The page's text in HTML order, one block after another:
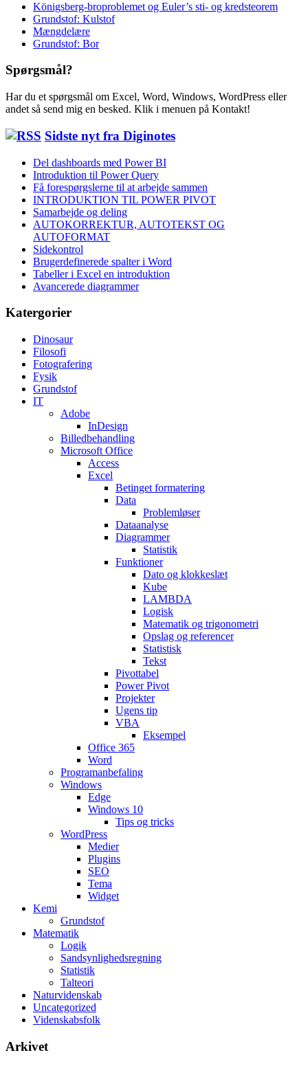
Königsberg-broproblemet og Euler’s sti- og kredsteorem
Grundstof: Kulstof
Mængdelære
Grundstof: Bor
Spørgsmål?
Har du et spørgsmål om Excel, Word, Windows, WordPress eller
andet så send mig en besked. Klik i menuen på Kontakt!
Sidste nyt fra Diginotes
Del dashboards med Power BI
Introduktion til Power Query
Få forespørgslerne til at arbejde sammen
INTRODUKTION TIL POWER PIVOT
Samarbejde og deling
AUTOKORREKTUR, AUTOTEKST OG
AUTOFORMAT
Sidekontrol
Brugerdefinerede spalter i Word
Tabeller i Excel en introduktion
Avancerede diagrammer
Katergorier
Dinosaur
Filosofi
Fotografering
Fysik
Grundstof
IT
Adobe
InDesign
Billedbehandling
Microsoft Office
Access
Excel
Betinget formatering
Data
Problemløser
Dataanalyse
Diagrammer
Statistik
Funktioner
Dato og klokkeslæt
Kube
LAMBDA
Logisk
Matematik og trigonometri
Opslag og referencer
Statistisk
Tekst
Pivottabel
Power Pivot
Projekter
Ugens tip
VBA
Eksempel
Office 365
Word
Programanbefaling
Windows
Edge
Windows 10
Tips og tricks
WordPress
Medier
Plugins
SEO
Tema
Widget
Kemi
Grundstof
Matematik
Logik
Sandsynlighedsregning
Statistik
Talteori
Naturvidenskab
Uncategorized
Videnskabsfolk
Arkivet